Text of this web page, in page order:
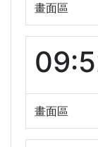
畫面區
畫面區